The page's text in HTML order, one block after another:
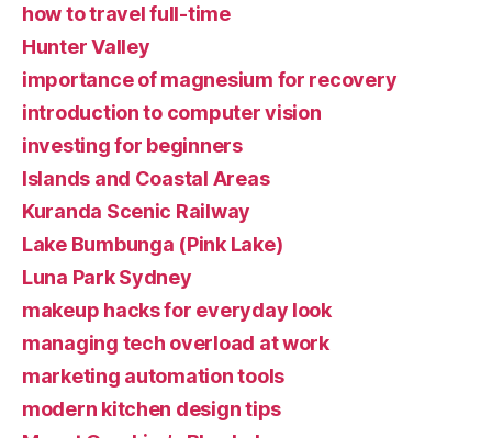
how to travel full-time
Hunter Valley
importance of magnesium for recovery
introduction to computer vision
investing for beginners
Islands and Coastal Areas
Kuranda Scenic Railway
Lake Bumbunga (Pink Lake)
Luna Park Sydney
makeup hacks for everyday look
managing tech overload at work
marketing automation tools
modern kitchen design tips